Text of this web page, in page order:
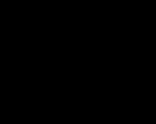
Работники